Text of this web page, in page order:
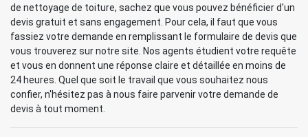
de nettoyage de toiture, sachez que vous pouvez bénéficier d'un
devis gratuit et sans engagement. Pour cela, il faut que vous
fassiez votre demande en remplissant le formulaire de devis que
vous trouverez sur notre site. Nos agents étudient votre requête
et vous en donnent une réponse claire et détaillée en moins de
24 heures. Quel que soit le travail que vous souhaitez nous
confier, n'hésitez pas à nous faire parvenir votre demande de
devis à tout moment.